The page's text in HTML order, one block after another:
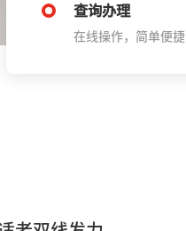
查询办理
在线操作，简单便捷